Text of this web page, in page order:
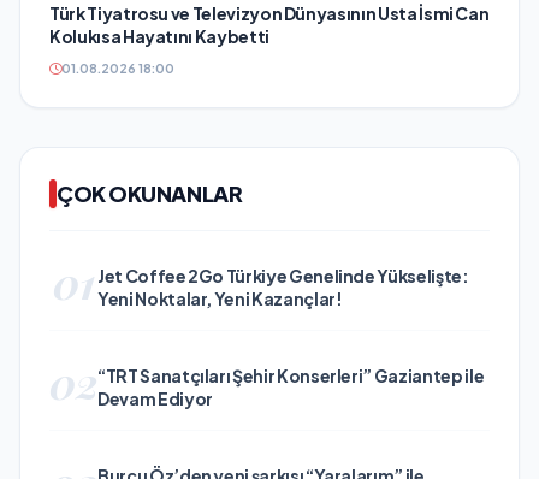
Türk Tiyatrosu ve Televizyon Dünyasının Usta İsmi Can
Kolukısa Hayatını Kaybetti
01.08.2026 18:00
ÇOK OKUNANLAR
01 Jet Coffee 2Go Türkiye Genelinde Yükselişte:
Yeni Noktalar, Yeni Kazançlar!
02“TRT Sanatçıları Şehir Konserleri” Gaziantep ile
Devam Ediyor